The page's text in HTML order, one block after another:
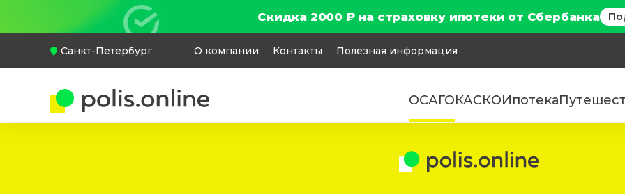
Скидка 2000 ₽ на страховку ипотеки от Сбербанка
Санкт-Петербург О компании Контакты Полезная информация
ОСАГОКАСКОИпотека